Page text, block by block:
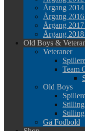
Årgang
Årgang
Årgang
Årgang
Old Boys &
Veteraner
Team
Old Boys
Gå Fodbold